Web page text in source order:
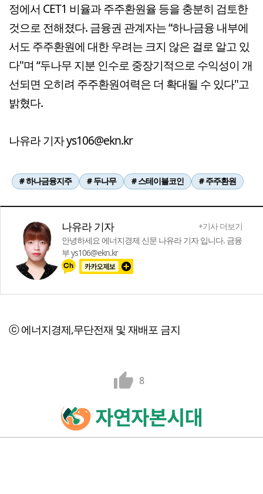
정에서 CET1 비율과 주주환원율 등을 충분히 검토한
것으로 전해졌다. 금융권 관계자는 “하나금융 내부에
서도 주주환원에 대한 우려는 크지 않은 걸로 알고 있
다"며 “두나무 지분 인수로 중장기적으로 수익성이 개
선되면 오히려 주주환원여력은 더 확대될 수 있다"고
밝혔다.
나유라 기자 ys106@ekn.kr
# 하나금융지주 # 두나무 # 스테이블코인 # 주주환원
나유라 기자
+기사 더보기
안녕하세요 에너지경제 신문 나유라 기자 입니다. 금융
부 ys106@ekn.kr
ⓒ 에너지경제,무단전재 및 재배포 금지
8